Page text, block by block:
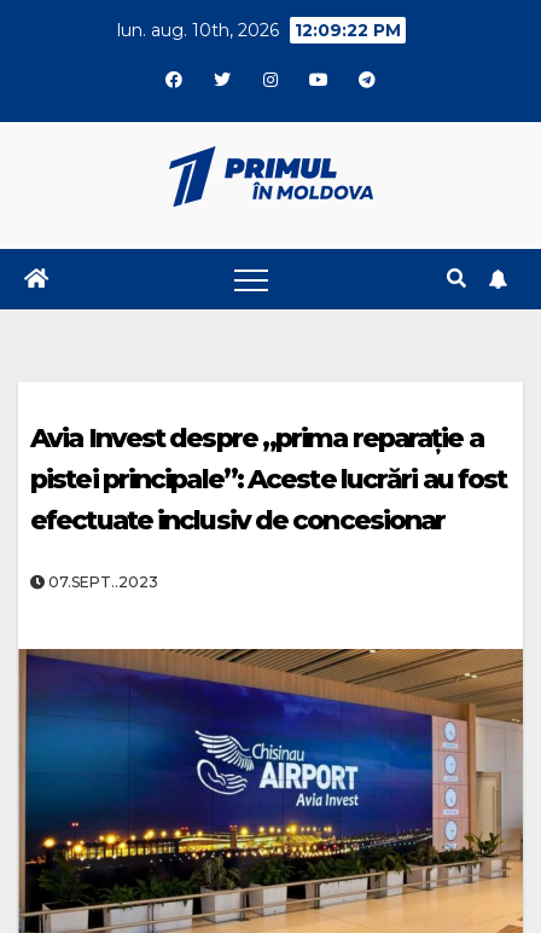
lun. aug. 10th, 2026 12:09:22 PM
Avia Invest despre „prima reparație a
pistei principale”: Aceste lucrări au fost
efectuate inclusiv de concesionar
07.SEPT..2023